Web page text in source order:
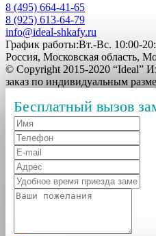
8 (495) 664-41-65
8 (925) 613-64-79
info@ideal-shkafy.ru
График работы:Вт.-Вс. 10:00-
Россия, Московская область,
© Copyright 2015-2020 “Ideal”
заказ по индивидуальным
Бесплатный вызов